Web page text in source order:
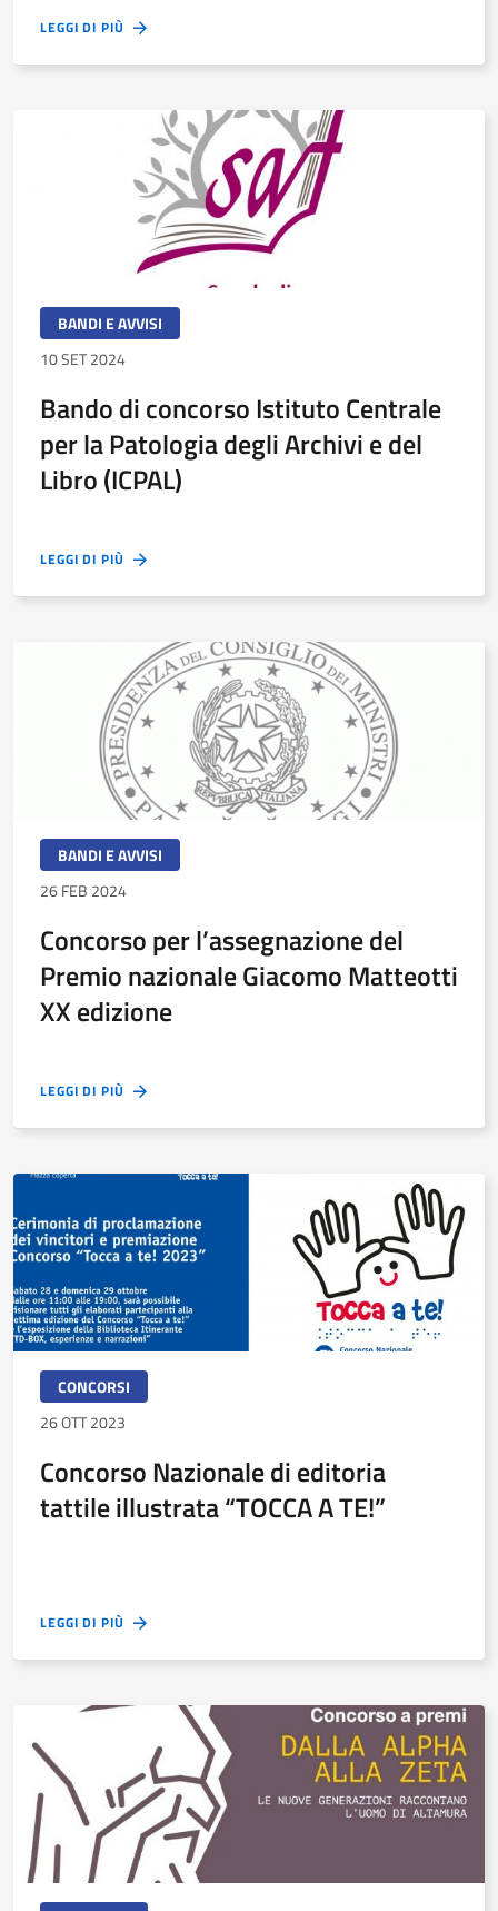
LEGGI DI PIÙ
BANDI E AVVISI
10 SET 2024
Bando di concorso Istituto Centrale
per la Patologia degli Archivi e del
Libro (ICPAL)
LEGGI DI PIÙ
BANDI E AVVISI
26 FEB 2024
Concorso per l’assegnazione del
Premio nazionale Giacomo Matteotti
XX edizione
LEGGI DI PIÙ
CONCORSI
26 OTT 2023
Concorso Nazionale di editoria
tattile illustrata “TOCCA A TE!”
LEGGI DI PIÙ